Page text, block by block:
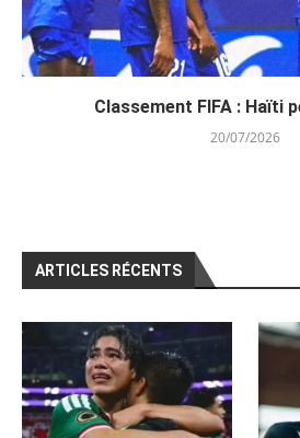
Classement FIFA : Haïti
20/07/2026
ARTICLES RÉCENTS